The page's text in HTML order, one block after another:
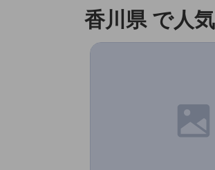
香川県 で人